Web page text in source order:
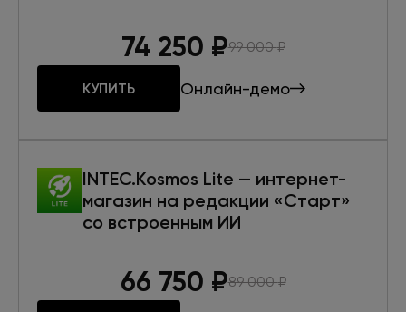
74 250 ₽99 000₽
КУПИТЬ Онлайн-демо
INTEC.Kosmos Lite — интернет-
магазин на редакции «Старт»
со встроенным ИИ
66 750 ₽89 000₽